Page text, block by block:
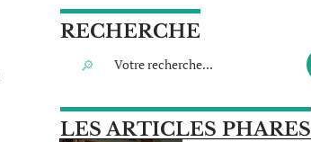
RECHERCHE
LES ARTICLES PHARES